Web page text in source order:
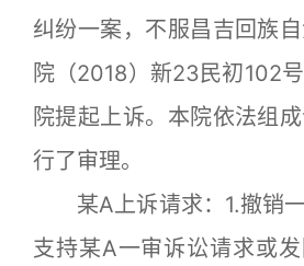
纠纷一案，不服昌吉回族
院（2018）新23民初102
院提起上诉。本院依法组
行了审理。
某A上诉请求：1.撤销一
支持某A一审诉讼请求或